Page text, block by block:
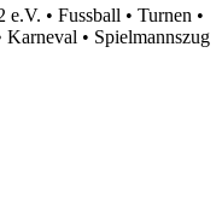
• Fussball • Turnen •
Karneval • Spielmannszug